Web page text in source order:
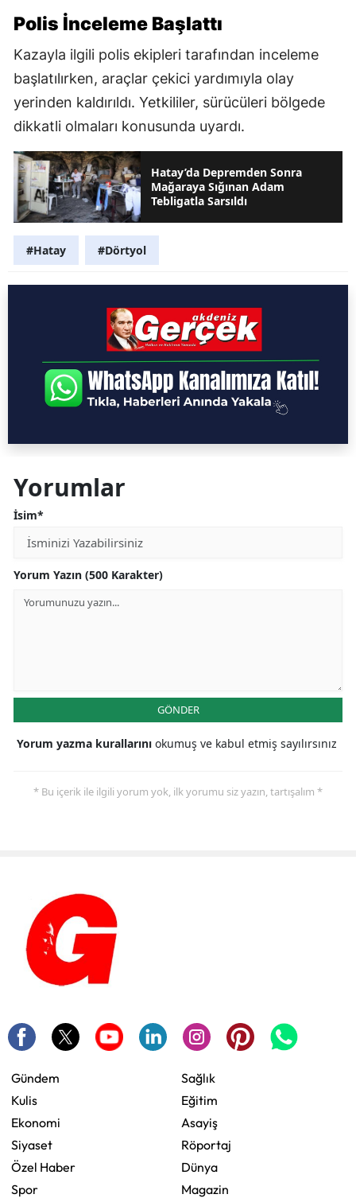
Polis İnceleme Başlattı
Kazayla ilgili polis ekipleri tarafından inceleme
başlatılırken, araçlar çekici yardımıyla olay
yerinden kaldırıldı. Yetkililer, sürücüleri bölgede
dikkatli olmaları konusunda uyardı.
Hatay’da Depremden Sonra
Mağaraya Sığınan Adam
Tebligatla Sarsıldı
#Hatay #Dörtyol
Yorumlar
İsim*
Yorum Yazın (500 Karakter)
GÖNDER
Yorum yazma kurallarını okumuş ve kabul etmiş sayılırsınız
* Bu içerik ile ilgili yorum yok, ilk yorumu siz yazın, tartışalım *
Gündem
Kulis
Ekonomi
Siyaset
Özel Haber
Spor
Sağlık
Eğitim
Asayiş
Röportaj
Dünya
Magazin